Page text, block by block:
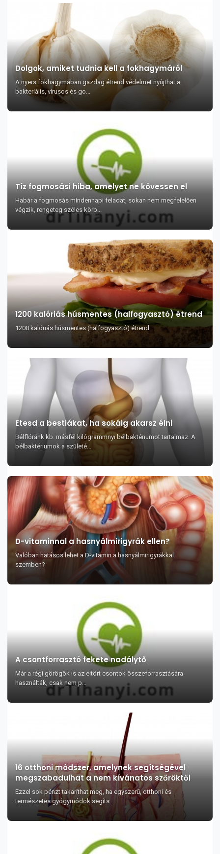
Dolgok, amiket tudnia kell a fokhagymáról
A nyers fokhagymában gazdag étrend védelmet nyújthat a
bakteriális, vírusos és go...
Tíz fogmosási hiba, amelyet ne kövessen el
Habár a fogmosás mindennapi feladat, sokan nem megfelelően
végzik, rengeteg széles körb...
1200 kalóriás húsmentes (halfogyasztó) étrend
1200 kalóriás húsmentes (halfogyasztó) étrend
Etesd a bestiákat, ha sokáig akarsz élni
Bélflóránk kb. másfél kilógrammnyi bélbaktériumot tartalmaz. A
bélbaktériumok a születé...
D-vitaminnal a hasnyálmirigyrák ellen?
Valóban hatásos lehet a D-vitamin a hasnyálmirigyrákkal
szemben?
A csontforrasztó fekete nadálytő
Már a régi görögök is az eltört csontok összeforrasztására
használták, csak nem p...
16 otthoni módszer, amelynek segítségével
megszabadulhat a nem kívánatos szőröktől
Ezzel sok pénzt takaríthat meg, ha egyszerű, otthoni és
természetes gyógymódok segíts...